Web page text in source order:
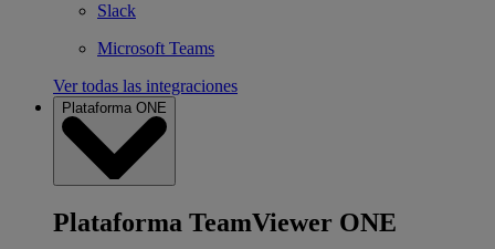
Slack
Microsoft Teams
Ver todas las integraciones
Plataforma ONE
Plataforma TeamViewer ONE